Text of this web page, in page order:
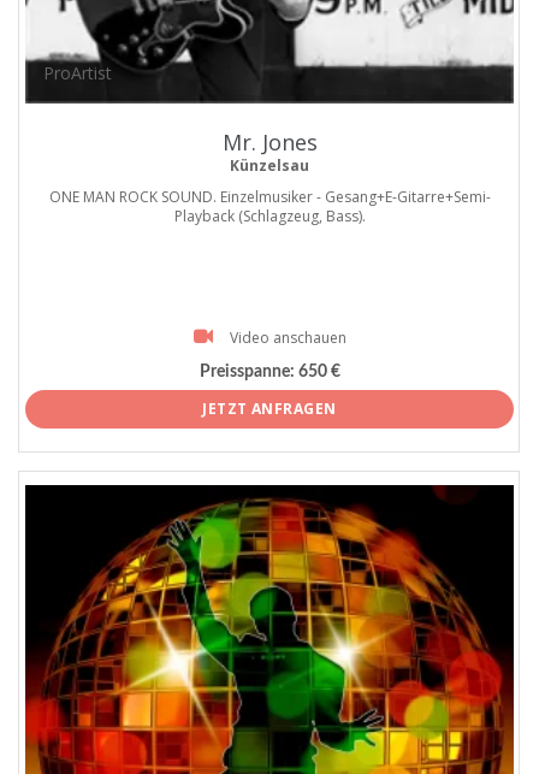
ProArtist
Mr. Jones
Künzelsau
ONE MAN ROCK SOUND. Einzelmusiker - Gesang+E-Gitarre+Semi-
Playback (Schlagzeug, Bass).
Video anschauen
Preisspanne: 650 €
JETZT ANFRAGEN